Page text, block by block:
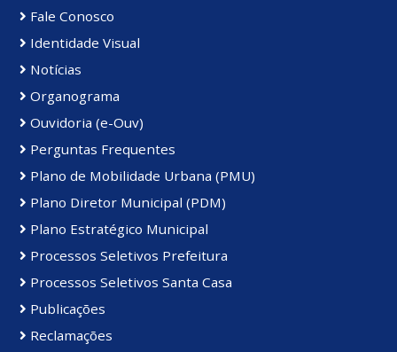
Fale Conosco
Identidade Visual
Notícias
Organograma
Ouvidoria (e-Ouv)
Perguntas Frequentes
Plano de Mobilidade Urbana (PMU)
Plano Diretor Municipal (PDM)
Plano Estratégico Municipal
Processos Seletivos Prefeitura
Processos Seletivos Santa Casa
Publicações
Reclamações